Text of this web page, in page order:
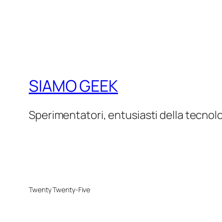
SIAMO GEEK
Sperimentatori, entusiasti della
Twenty Twenty-Five